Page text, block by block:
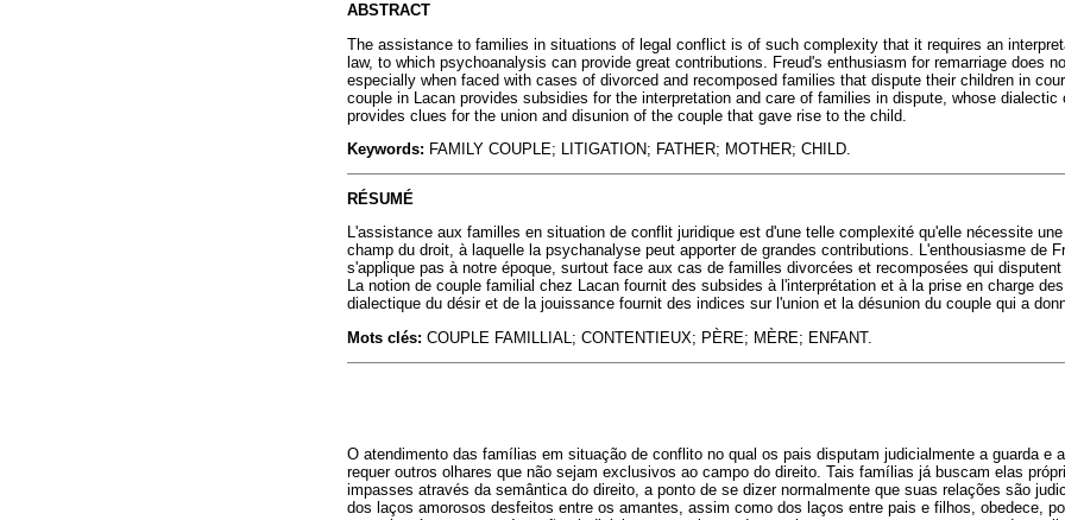
ABSTRACT
The assistance to families in situations of legal conflict is of such complexity that it requires an
law, to which psychoanalysis can provide great contributions. Freud's enthusiasm for remarriage does
especially when faced with cases of divorced and recomposed families that dispute their children in
couple in Lacan provides subsidies for the interpretation and care of families in dispute, whose dialectic
provides clues for the union and disunion of the couple that gave rise to the child.
Keywords: FAMILY COUPLE; LITIGATION; FATHER; MOTHER; CHILD.
RÉSUMÉ
L'assistance aux familles en situation de conflit juridique est d'une telle complexité qu'elle nécessite
champ du droit, à laquelle la psychanalyse peut apporter de grandes contributions. L'enthousiasme de
s'applique pas à notre époque, surtout face aux cas de familles divorcées et recomposées qui
La notion de couple familial chez Lacan fournit des subsides à l'interprétation et à la prise en charge
dialectique du désir et de la jouissance fournit des indices sur l'union et la désunion du couple qui a
Mots clés: COUPLE FAMILLIAL; CONTENTIEUX; PÈRE; MÈRE; ENFANT.
O atendimento das famílias em situação de conflito no qual os pais disputam judicialmente a guarda e
requer outros olhares que não sejam exclusivos ao campo do direito. Tais famílias já buscam elas
impasses através da semântica do direito, a ponto de se dizer normalmente que suas relações são
dos laços amorosos desfeitos entre os amantes, assim como dos laços entre pais e filhos, obedece,